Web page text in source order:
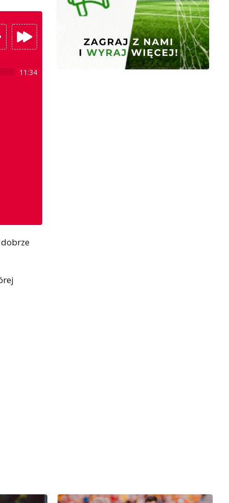
11:34